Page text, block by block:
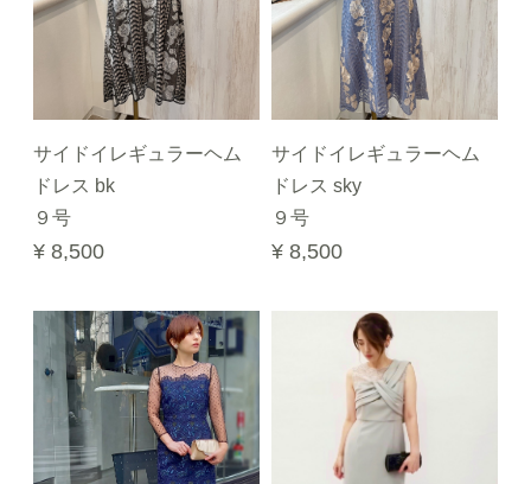
サイドイレギュラーヘム
ドレス bk
９号
¥ 8,500
サイドイレギュラーヘム
ドレス sky
９号
¥ 8,500